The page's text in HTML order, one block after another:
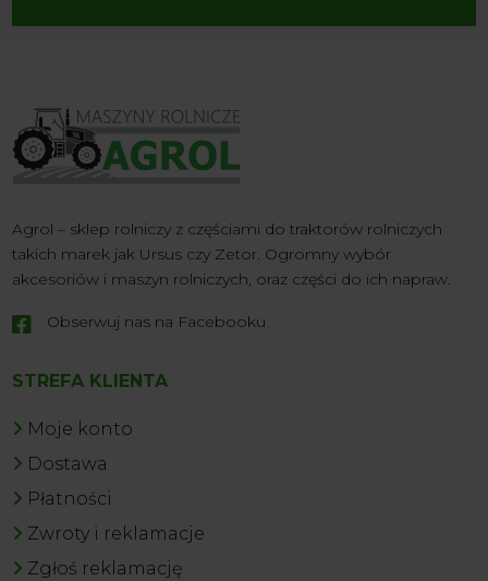
Agrol – sklep rolniczy z częściami do traktorów rolniczych
takich marek jak Ursus czy Zetor. Ogromny wybór
akcesoriów i maszyn rolniczych, oraz części do ich napraw.
 Obserwuj nas na Facebooku
STREFA KLIENTA
Moje konto
Dostawa
Płatności
Zwroty i reklamacje
Zgłoś reklamację